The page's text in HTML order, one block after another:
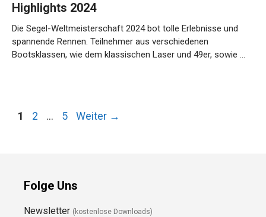
Highlights 2024
Die Segel-Weltmeisterschaft 2024 bot tolle Erlebnisse und
spannende Rennen. Teilnehmer aus verschiedenen
Bootsklassen, wie dem klassischen Laser und 49er, sowie …
Seite
1 Seite
2 … Seite
5 Weiter →
Folge Uns
Newsletter (kostenlose Downloads)